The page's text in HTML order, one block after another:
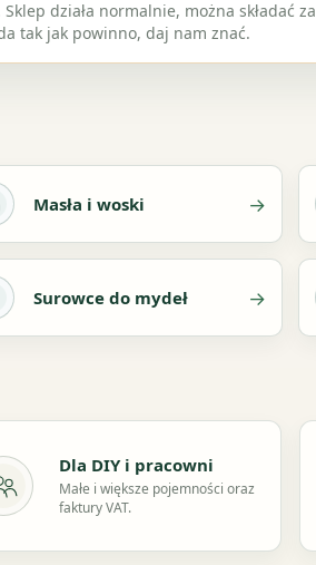
działa normalnie, można składać
tak jak powinno, daj nam znać.
Masła i woski →
Surowce do mydeł →
Dla DIY i pracowni
Małe i większe pojemności oraz
faktury VAT.